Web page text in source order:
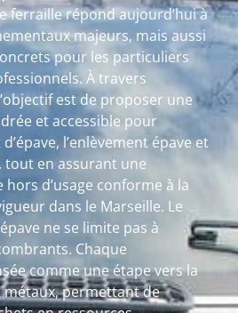
ferraille répond aujourd’hui à
majeurs, mais aussi
pour les particuliers
À travers
est de proposer une
et accessible pour
l’enlèvement épave et
tout en assurant une
d’usage conforme à la
dans le Marseille. Le
ne se limite pas à
Chaque
comme une étape vers la
permettant de